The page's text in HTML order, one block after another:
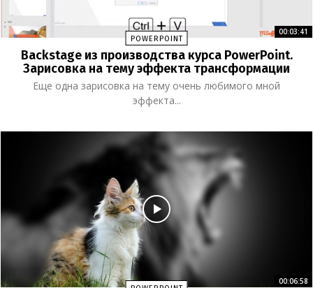
POWERPOINT
00:03:41
Backstage из производства курса PowerPoint.
Зарисовка на тему эффекта трансформации
Еще одна зарисовка на тему очень любимого мной
эффекта...
00:06:58